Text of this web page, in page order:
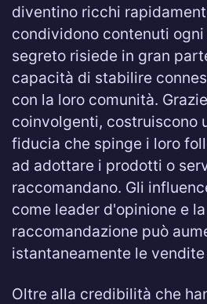
diventino ricchi
condividono contenuti
segreto risiede in gran
capacità di stabilire
con la loro comunità.
coinvolgenti, costruiscono
fiducia che spinge i loro
ad adottare i prodotti o
raccomandano. Gli
come leader d'opinione e
raccomandazione può
istantaneamente le
Oltre alla credibilità che